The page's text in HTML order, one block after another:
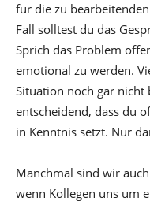
für die zu
Fall solltest du das
Sprich das Problem
emotional zu werden.
Situation noch gar nicht
entscheidend, dass du
in Kenntnis setzt. Nur
Manchmal sind wir
wenn Kollegen uns um